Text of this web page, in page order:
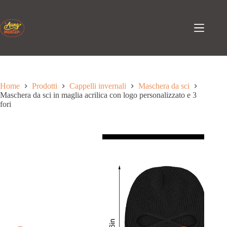
contenuto
Home Prodotti Cappelli invernali
Maschera da sci
Maschera da sci in maglia acrilica con logo personalizzato e 3
fori